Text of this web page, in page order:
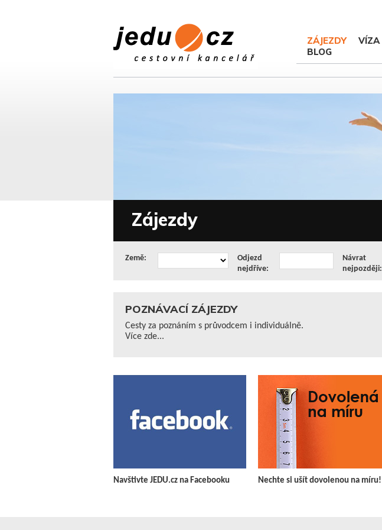
ZÁJEZDY VÍZA
BLOG
Zájezdy
Země:
Odjezd
nejdříve:
Návrat
nejpozději:
POZNÁVACÍ ZÁJEZDY
Cesty za poznáním s průvodcem i individuálně.
Více zde...
Navštivte JEDU.cz na Facebooku Nechte si ušít dovolenou na míru!